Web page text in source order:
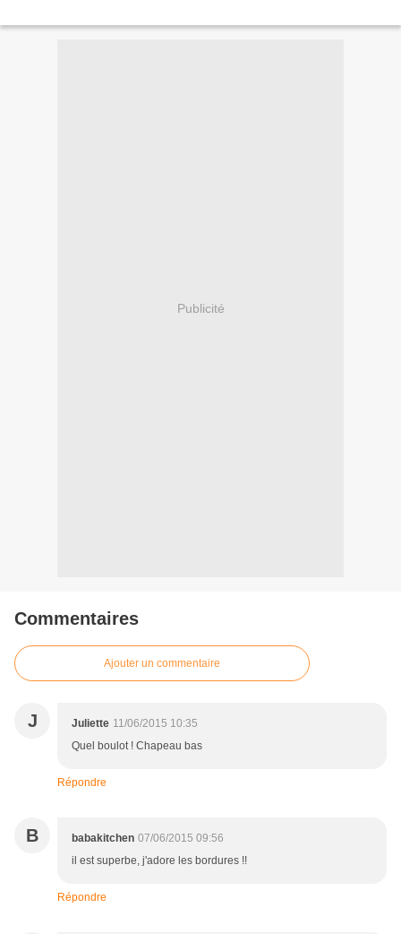
Publicité
Commentaires
Ajouter un commentaire
J Juliette 11/06/2015 10:35
Quel boulot ! Chapeau bas
Répondre
B babakitchen 07/06/2015 09:56
il est superbe, j'adore les bordures !!
Répondre